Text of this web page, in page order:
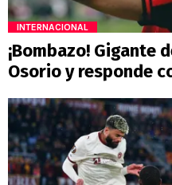
INTERNACIONAL
¡Bombazo! Gigante
Osorio y responde